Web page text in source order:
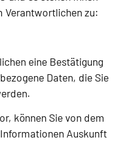
Verantwortlichen zu:
eine Bestätigung
Daten, die Sie
können Sie von dem
Auskunft